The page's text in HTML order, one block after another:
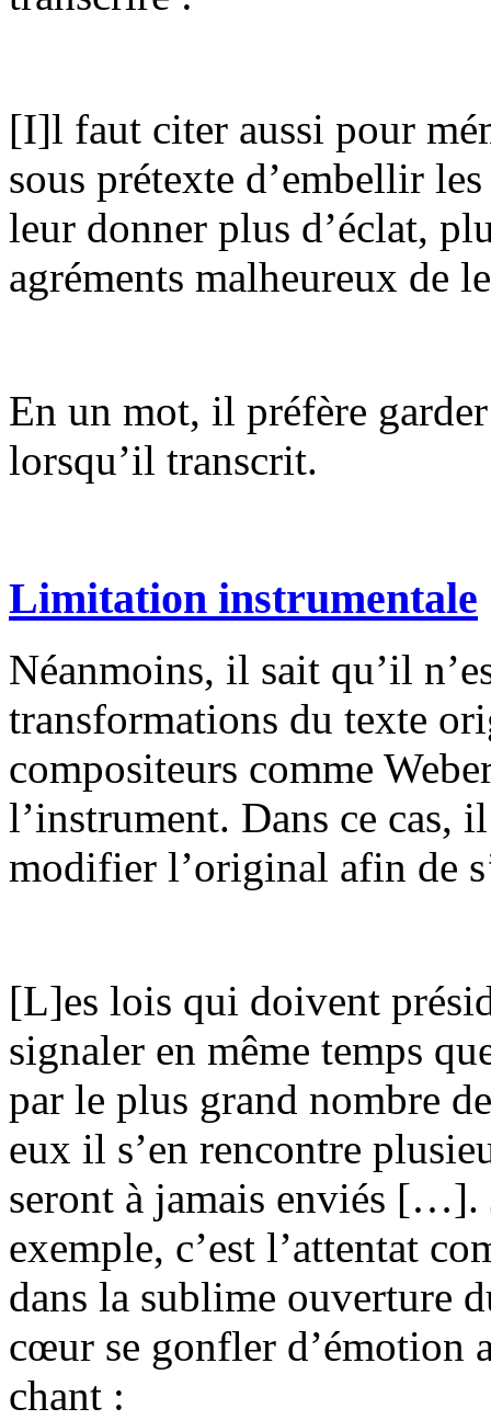
[I]l faut citer aussi pour
sous prétexte d’embellir
leur donner plus d’éclat,
agréments malheureux de
En un mot, il préfère
lorsqu’il transcrit.
Limitation instrumentale
Néanmoins, il sait qu’il
transformations du texte
compositeurs comme
l’instrument. Dans ce cas,
modifier l’original afin de
[L]es lois qui doivent
signaler en même temps
par le plus grand nombre
eux il s’en rencontre
seront à jamais enviés […].
exemple, c’est l’attentat
dans la sublime ouverture
cœur se gonfler d’émotion
chant :